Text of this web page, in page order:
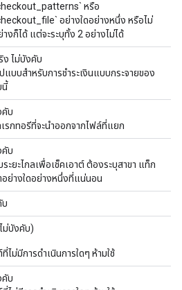
หรือ
อย่างใดอย่างหนึ่ง หรือไม่
งก็ได้ แต่จะระบุทั้ง 2 อย่างไม่ได้
ง ไม่บังคับ
แบบสำหรับการชำระเงินแบบกระจายของ
นี้
คับ
เรกทอรีที่จะนำออกจากไฟล์ที่แยก
คับ
ระยะไกลเพื่อเช็คเอาต์ ต้องระบุสาขา แท็ก
ย่างใดอย่างหนึ่งที่แน่นอน
บ
ม่บังคับ)
ไม่มีการดำเนินการใดๆ ห้ามใช้
คับ